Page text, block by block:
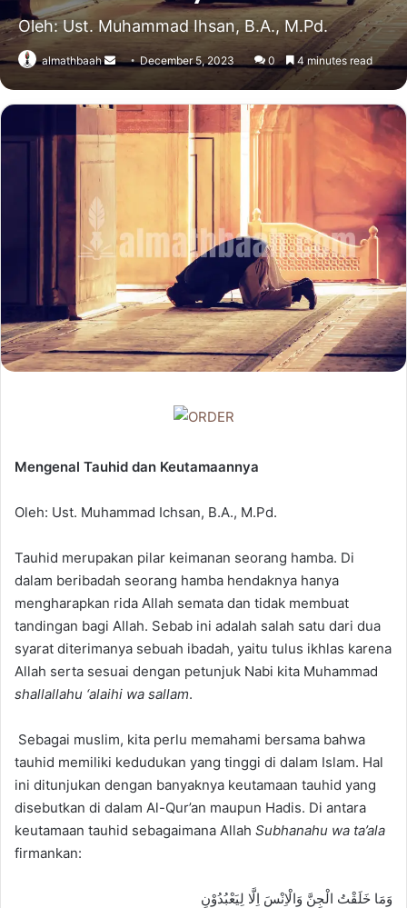
Oleh: Ust. Muhammad Ihsan, B.A., M.Pd.
almathbaah
Send
email
December 5, 2023 0 4 minutes read
Mengenal Tauhid dan Keutamaannya
Oleh: Ust. Muhammad Ichsan, B.A., M.Pd.
Tauhid merupakan pilar keimanan seorang hamba. Di
dalam beribadah seorang hamba hendaknya hanya
mengharapkan rida Allah semata dan tidak membuat
tandingan bagi Allah. Sebab ini adalah salah satu dari dua
syarat diterimanya sebuah ibadah, yaitu tulus ikhlas karena
Allah serta sesuai dengan petunjuk Nabi kita Muhammad
shallallahu ‘alaihi wa sallam.
Sebagai muslim, kita perlu memahami bersama bahwa
tauhid memiliki kedudukan yang tinggi di dalam Islam. Hal
ini ditunjukan dengan banyaknya keutamaan tauhid yang
disebutkan di dalam Al-Qur’an maupun Hadis. Di antara
keutamaan tauhid sebagaimana Allah Subhanahu wa ta’ala
firmankan:
وَمَا خَلَقْتُ الْجِنَّ وَالْاِنْسَ اِلَّا لِيَعْبُدُوْنِ